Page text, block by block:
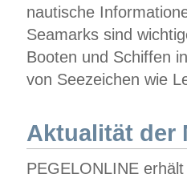
nautische
Seamarks sind
Booten und Schiffen
von Seezeichen wie
Aktualität der
PEGELONLINE